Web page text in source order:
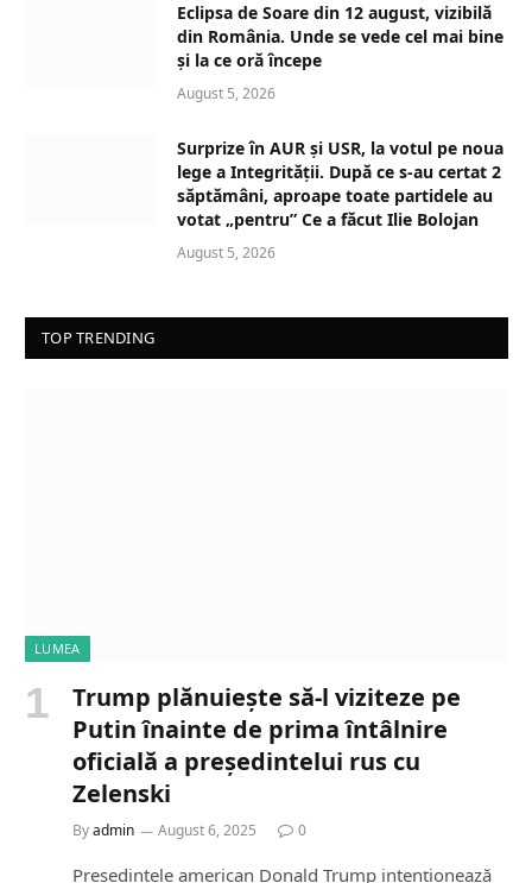
Eclipsa de Soare din 12 august, vizibilă
din România. Unde se vede cel mai bine
și la ce oră începe
August 5, 2026
Surprize în AUR și USR, la votul pe noua
lege a Integrității. După ce s-au certat 2
săptămâni, aproape toate partidele au
votat „pentru” Ce a făcut Ilie Bolojan
August 5, 2026
TOP TRENDING
LUMEA
Trump plănuiește să-l viziteze pe
Putin înainte de prima întâlnire
oficială a președintelui rus cu
Zelenski
Byadmin August 6, 2025 0
Președintele american Donald Trump intenționează